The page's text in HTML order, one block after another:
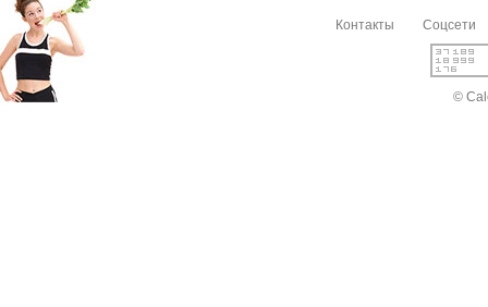
Контакты Соцсети
©